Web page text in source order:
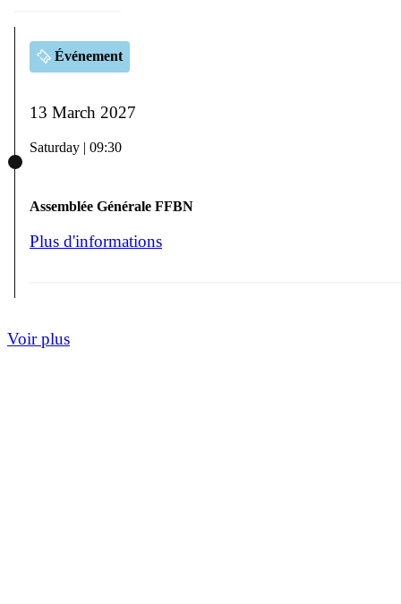
Événement
13 March 2027
Saturday | 09:30
Assemblée Générale FFBN
Plus d'informations
Voir plus